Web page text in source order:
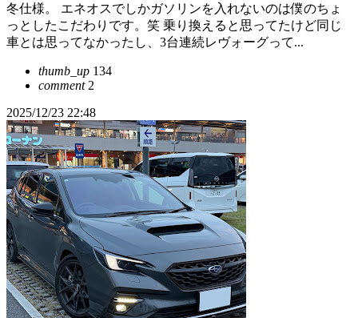
冬仕様。 エネオスでしかガソリンを入れないのは僕のちょ
っとしたこだわりです。笑 乗り換えると思ってたけど同じ
車とは思ってなかったし、3台連続レヴォーグって...
thumb_up 134
comment2
2025/12/23 22:48